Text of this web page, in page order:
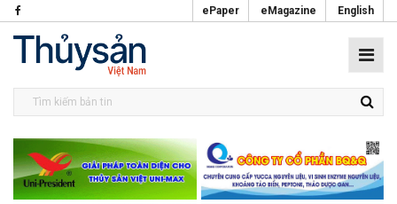
ePaper eMagazine English